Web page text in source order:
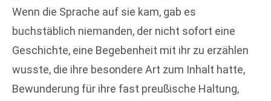
Wenn die Sprache auf sie kam, gab es
buchstäblich niemanden, der nicht sofort eine
Geschichte, eine Begebenheit mit ihr zu erzählen
wusste, die ihre besondere Art zum Inhalt hatte,
Bewunderung für ihre fast preußische Haltung,